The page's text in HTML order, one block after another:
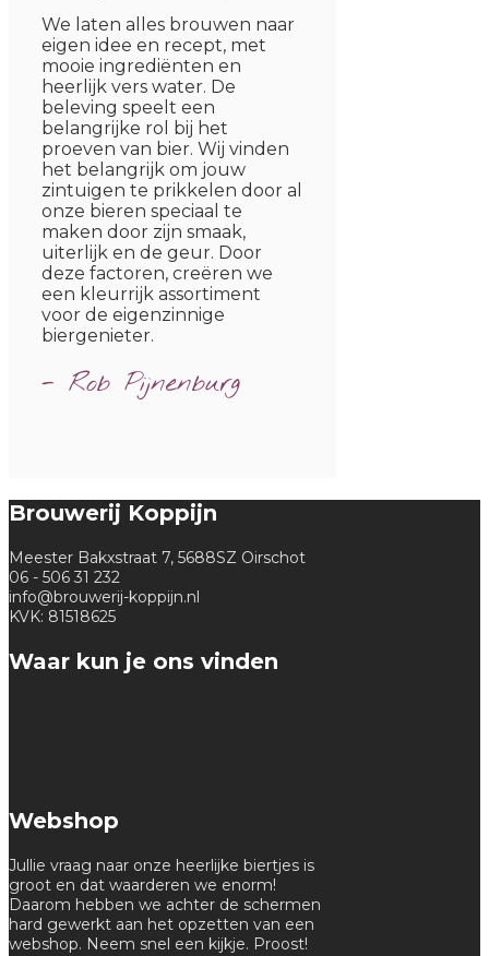
We laten alles brouwen naar
eigen idee en recept, met
mooie ingrediënten en
heerlijk vers water. De
beleving speelt een
belangrijke rol bij het
proeven van bier. Wij vinden
het belangrijk om jouw
zintuigen te prikkelen door al
onze bieren speciaal te
maken door zijn smaak,
uiterlijk en de geur. Door
deze factoren, creëren we
een kleurrijk assortiment
voor de eigenzinnige
biergenieter.
- Rob Pijnenburg
Brouwerij Koppijn
Meester Bakxstraat 7, 5688SZ Oirschot
06 - 506 31 232
info@brouwerij-koppijn.nl
KVK: 81518625
Waar kun je ons vinden
Webshop
Jullie vraag naar onze heerlijke biertjes is
groot en dat waarderen we enorm!
Daarom hebben we achter de schermen
hard gewerkt aan het opzetten van een
webshop. Neem snel een kijkje. Proost!